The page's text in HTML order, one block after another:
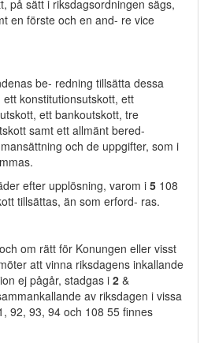
på sätt i riksdagsordningen sägs,
en förste och en and- re vice
be- redning tillsätta dessa
konstitutionsutskott, ett
ett bankoutskott, tre
samt ett allmänt bered-
och de uppgifter, som i
efter upplösning, varom i 5 108
tillsättas, än som erford- ras.
om rätt för Konungen eller visst
att vinna riksdagens inkallande
ej pågår, stadgas i 2 &
av riksdagen i vissa
92, 93, 94 och 108 55 finnes